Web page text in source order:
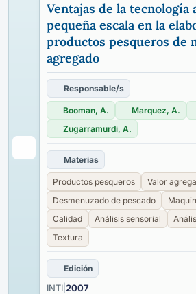
Ventajas de la tecnología
pequeña escala en la
productos pesqueros de
agregado
Responsable/s
Booman, A. Marquez, A.
Zugarramurdi, A.
Materias
Productos pesqueros
Valor
Desmenuzado de pescado
Calidad
Análisis sensorial
Textura
Edición
INTI 2007